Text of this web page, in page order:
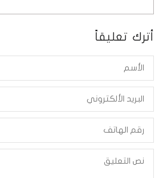
أترك تعليقاً